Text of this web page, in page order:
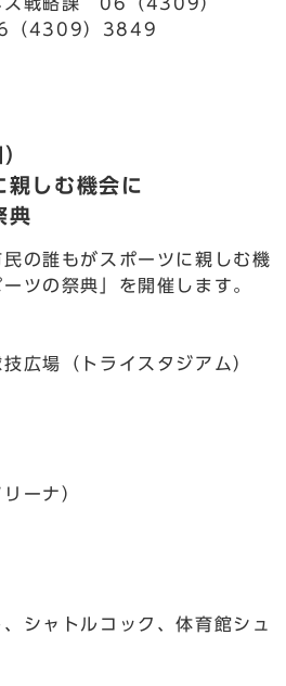
（4309）3849
親しむ機会に
典
民の誰もがスポーツに親しむ機
ツの祭典」を開催します。
広場（トライスタジアム）
ーナ）
シャトルコック、体育館シュ